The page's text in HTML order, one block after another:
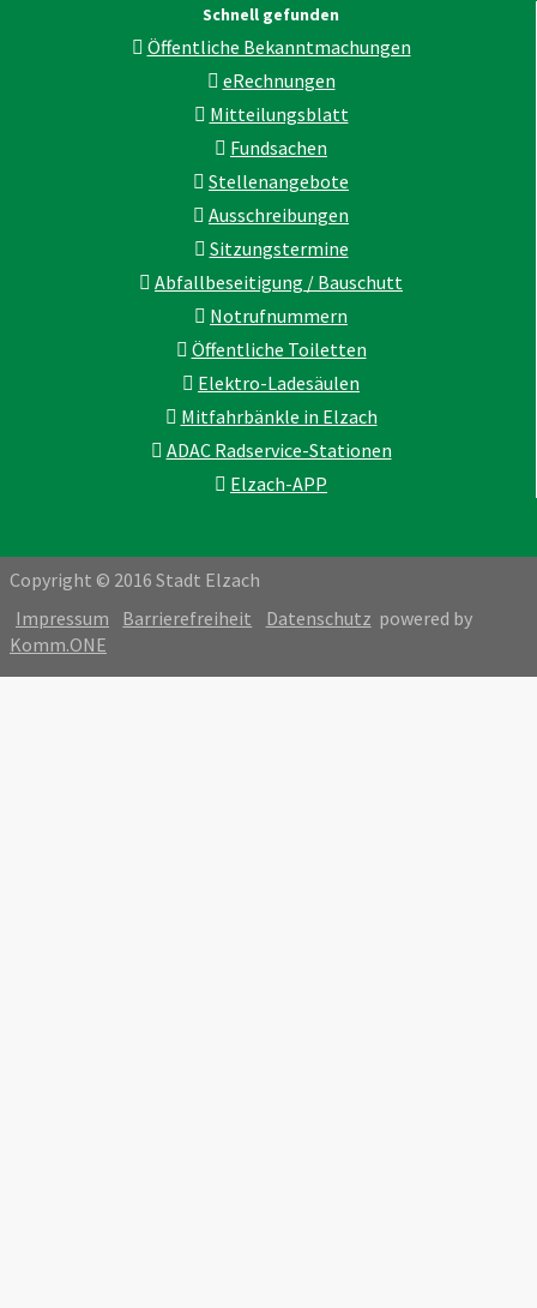
Schnell gefunden
Öffentliche Bekanntmachungen
eRechnungen
Mitteilungsblatt
Fundsachen
Stellenangebote
Ausschreibungen
Sitzungstermine
Abfallbeseitigung / Bauschutt
Notrufnummern
Öffentliche Toiletten
Elektro-Ladesäulen
Mitfahrbänkle in Elzach
ADAC Radservice-Stationen
Elzach-APP
Copyright © 2016 Stadt Elzach
Impressum
Barrierefreiheit Datenschutz powered by
Komm.ONE